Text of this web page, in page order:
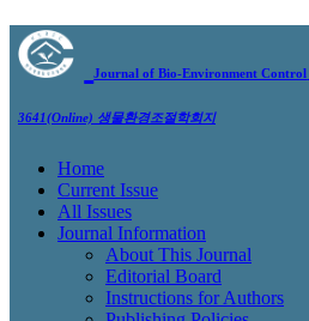
Journal of Bio-Environment Control
3641(Online) 생물환경조절학회지
Home
Current Issue
All Issues
Journal Information
About This Journal
Editorial Board
Instructions for Authors